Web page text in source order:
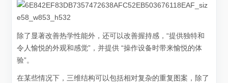
除了显著改善热学性能外，还可以改善握持感，“提供独特和
令人愉悦的外观和感觉”，并提供 “操作设备时带来愉悦的体
验”。
在某些情况下，三维结构可以包括相对复杂的重复图案，除了